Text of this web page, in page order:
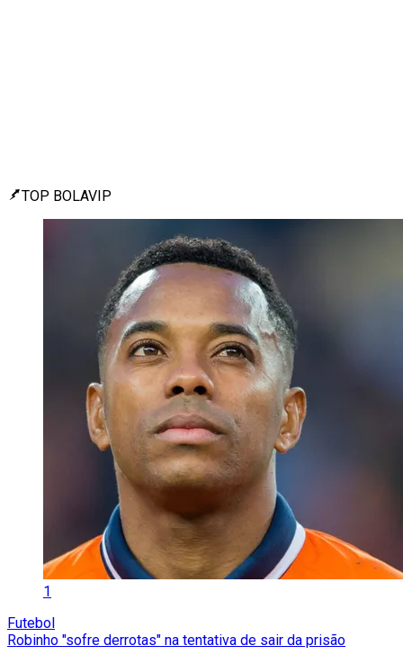
TOP BOLAVIP
1
Futebol
Robinho "sofre derrotas" na tentativa de sair da prisão